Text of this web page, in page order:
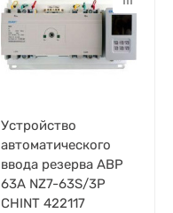
Устройство
автоматического
ввода резерва АВР
63А NZ7-63S/3P
CHINT 422117